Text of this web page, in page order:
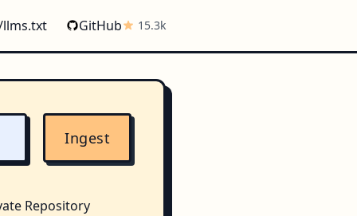
GitHub 15.3k
Ingest
Repository